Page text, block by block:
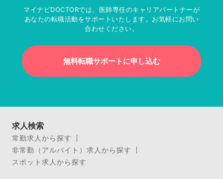
マイナビDOCTORでは、医師専任のキャリアパートナーが
あなたの転職活動をサポートいたします。お気軽にお問い
合わせください。
無料転職サポートに申し込む
求人検索
常勤求人から探す
非常勤（アルバイト）求人から探す
スポット求人から探す